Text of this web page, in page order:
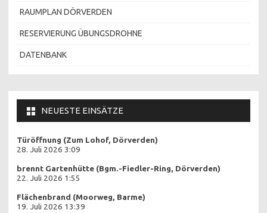
RAUMPLAN DÖRVERDEN
RESERVIERUNG ÜBUNGSDROHNE
DATENBANK
NEUESTE EINSÄTZE
Türöffnung (Zum Lohof, Dörverden)
28. Juli 2026 3:09
brennt Gartenhütte (Bgm.-Fiedler-Ring, Dörverden)
22. Juli 2026 1:55
Flächenbrand (Moorweg, Barme)
19. Juli 2026 13:39